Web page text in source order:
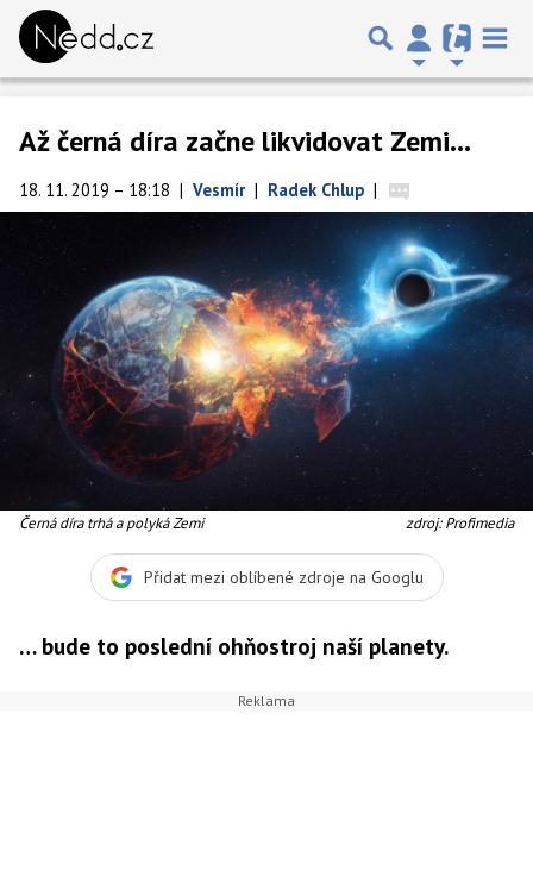
Až černá díra začne likvidovat Zemi...
18. 11. 2019 – 18:18 | Vesmír | Radek Chlup |
Černá díra trhá a polyká Zemi zdroj: Profimedia
Přidat mezi oblíbené zdroje na Googlu
… bude to poslední ohňostroj naší planety.